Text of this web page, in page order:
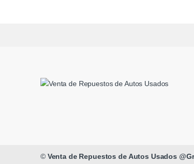
© Venta de Repuestos de Autos Usados